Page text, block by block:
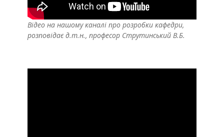
Відео на нашому каналі про розробки кафедри,
розповідає д.т.н., професор Струтинський В.Б.